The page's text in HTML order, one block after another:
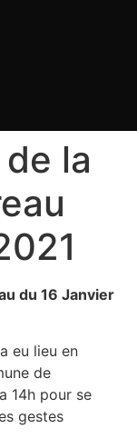
la
du 16 Janvier
eu lieu en
de
14h pour se
gestes